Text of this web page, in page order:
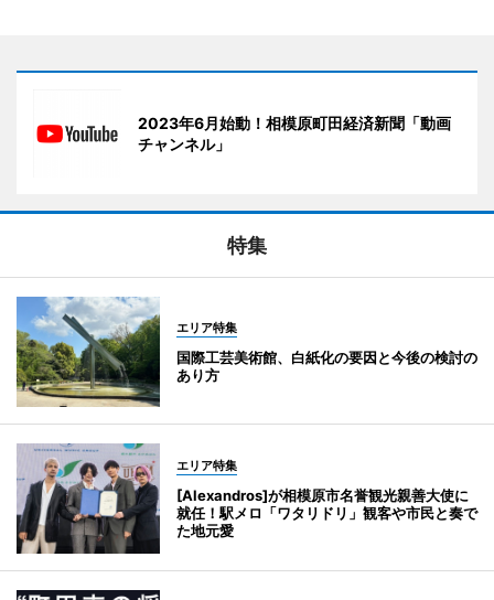
2023年6月始動！相模原町田経済新聞「動画
チャンネル」
特集
エリア特集
国際工芸美術館、白紙化の要因と今後の検討の
あり方
エリア特集
[Alexandros]が相模原市名誉観光親善大使に
就任！駅メロ「ワタリドリ」観客や市民と奏で
た地元愛